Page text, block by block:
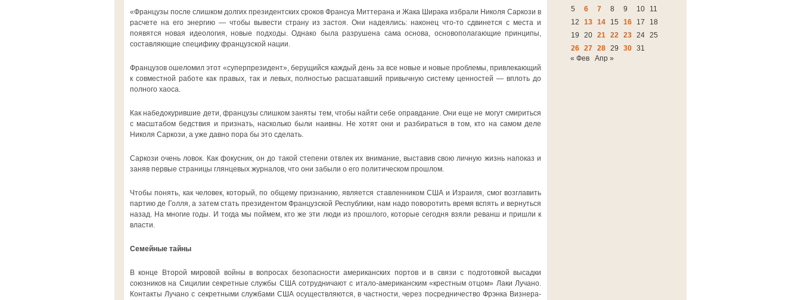
«Французы после слишком долгих президентских сроков Франсуа Миттерана и Жака Ширака избрали Николя Саркози в
расчете на его энергию — чтобы вывести страну из застоя. Они надеялись: наконец что-то сдвинется с места и
появятся новая идеология, новые подходы. Однако была разрушена сама основа, основополагающие принципы,
составляющие специфику французской нации.
Французов ошеломил этот «суперпрезидент», берущийся каждый день за все новые и новые проблемы, привлекающий
к совместной работе как правых, так и левых, полностью расшатавший привычную систему ценностей — вплоть до
полного хаоса.
Как набедокурившие дети, французы слишком заняты тем, чтобы найти себе оправдание. Они еще не могут смириться
с масштабом бедствия и признать, насколько были наивны. Не хотят они и разбираться в том, кто на самом деле
Николя Саркози, а уже давно пора бы это сделать.
Саркози очень ловок. Как фокусник, он до такой степени отвлек их внимание, выставив свою личную жизнь напоказ и
заняв первые страницы глянцевых журналов, что они забыли о его политическом прошлом.
Чтобы понять, как человек, который, по общему признанию, является ставленником США и Израиля, смог возглавить
партию де Голля, а затем стать президентом Французской Республики, нам надо поворотить время вспять и вернуться
назад. На многие годы. И тогда мы поймем, кто же эти люди из прошлого, которые сегодня взяли реванш и пришли к
власти.
Семейные тайны
В конце Второй мировой войны в вопросах безопасности американских портов и в связи с подготовкой высадки
союзников на Сицилии секретные службы США сотрудничают с итало-американским «крестным отцом» Лаки Лучано.
Контакты Лучано с секретными службами США осуществляются, в частности, через посредничество Фрэнка Визнера-
5
6 7 8 9 10
11
12
13 14 15 16 17
18
19
20 21 22 23 24 25
26 27 28 29 30 31
« Фев
Апр »